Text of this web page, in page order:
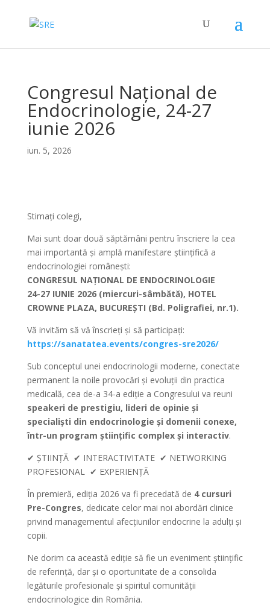
Congresul Național de
Endocrinologie, 24-27
iunie 2026
iun. 5, 2026
Stimați colegi,
Mai sunt doar două săptămâni pentru înscriere la cea
mai importantă și amplă manifestare științifică a
endocrinologiei românești:
CONGRESUL NAȚIONAL DE ENDOCRINOLOGIE
24-27 IUNIE 2026 (miercuri-sâmbătă), HOTEL
CROWNE PLAZA, BUCUREȘTI (Bd. Poligrafiei, nr.1).
Vă invităm să vă înscrieți și să participați:
https://sanatatea.events/congres-sre2026/
Sub conceptul unei endocrinologii moderne, conectate
permanent la noile provocări și evoluții din practica
medicală, cea de-a 34-a ediție a Congresului va reuni
speakeri de prestigiu, lideri de opinie și
specialiști din endocrinologie și domenii conexe,
într-un program științific complex și interactiv.
✔ ȘTIINȚĂ ✔ INTERACTIVITATE ✔ NETWORKING
PROFESIONAL ✔ EXPERIENȚĂ
În premieră, ediția 2026 va fi precedată de 4 cursuri
Pre-Congres, dedicate celor mai noi abordări clinice
privind managementul afecțiunilor endocrine la adulți și
copii.
Ne dorim ca această ediție să fie un eveniment științific
de referință, dar și o oportunitate de a consolida
legăturile profesionale și spiritul comunității
endocrinologice din România.